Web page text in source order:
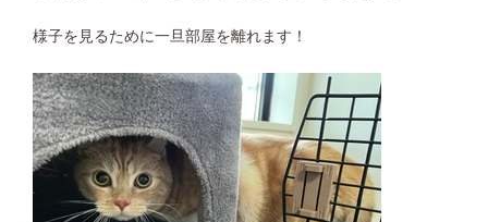
様子を見るために一旦部屋を離れます！